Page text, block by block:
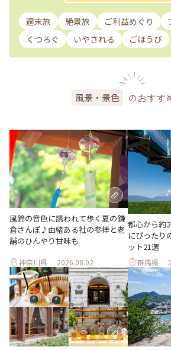
週末旅 絶景旅 ご利益めぐり
くつろぐ
いやされる ごほうび
風景・景色 のおすす
風鈴の音色に誘われて歩く夏の鎌
倉さんぽ♪由緒ある社の参拝と老
舗のひんやり甘味も
神奈川県 2026.08.02
都心から約
にぴったり
ット21選
群馬県